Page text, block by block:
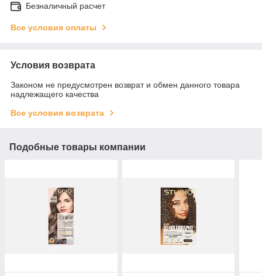
Безналичный расчет
Все условия оплаты
Условия возврата
Законом не предусмотрен возврат и обмен данного товара
надлежащего качества
Все условия возврата
Подобные товары компании